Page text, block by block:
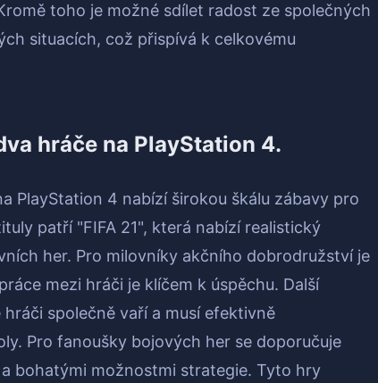
toho je možné sdílet radost ze společných
situacích, což přispívá k celkovému
hráče na PlayStation 4.
PlayStation 4 nabízí širokou škálu zábavy pro
patří "FIFA 21", která nabízí realistický
her. Pro milovníky akčního dobrodružství je
mezi hráči je klíčem k úspěchu. Další
společně vaří a musí efektivně
Pro fanoušky bojových her se doporučuje
bohatými možnostmi strategie. Tyto hry